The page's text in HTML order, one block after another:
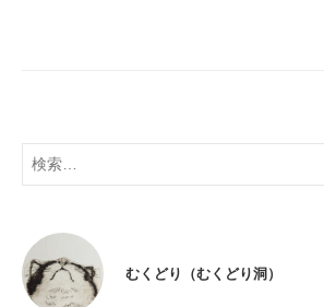
検
むくどり（むくどり洞）